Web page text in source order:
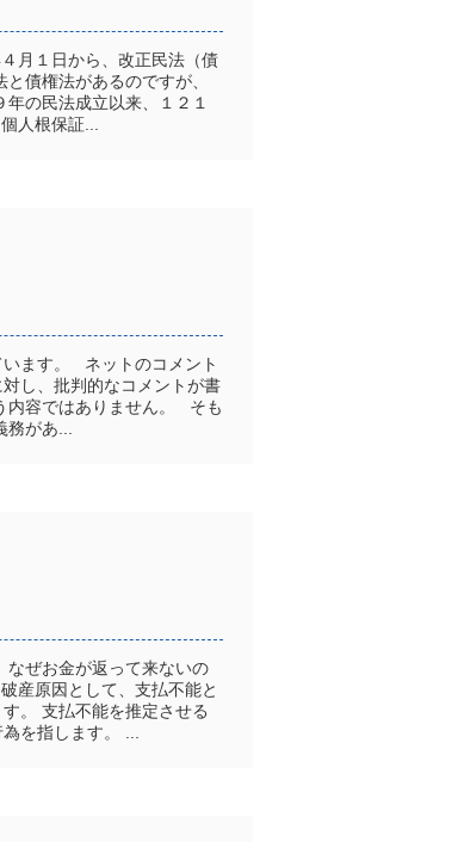
月１日から、改正民法（債
債権法があるのですが、
の民法成立以来、１２１
人根保証...
います。 ネットのコメント
し、批判的なコメントが書
内容ではありません。 そも
務があ...
なぜお金が返って来ないの
産原因として、支払不能と
。 支払不能を推定させる
を指します。 ...